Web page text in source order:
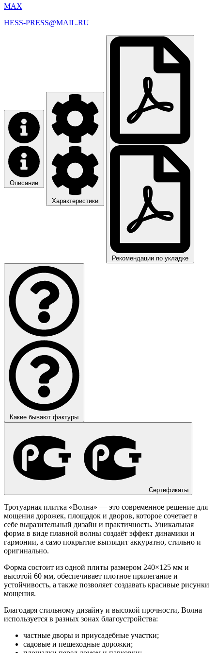
MAX
HESS-PRESS@MAIL.RU
Описание
Характеристики
Рекомендации по укладке
Какие бывают фактуры
Сертификаты
Тротуарная плитка «Волна» — это современное решение для
мощения дорожек, площадок и дворов, которое сочетает в
себе выразительный дизайн и практичность. Уникальная
форма в виде плавной волны создаёт эффект динамики и
гармонии, а само покрытие выглядит аккуратно, стильно и
оригинально.
Форма состоит из одной плиты размером 240×125 мм и
высотой 60 мм, обеспечивает плотное прилегание и
устойчивость, а также позволяет создавать красивые рисунки
мощения.
Благодаря стильному дизайну и высокой прочности, Волна
используется в разных зонах благоустройства:
частные дворы и приусадебные участки;
садовые и пешеходные дорожки;